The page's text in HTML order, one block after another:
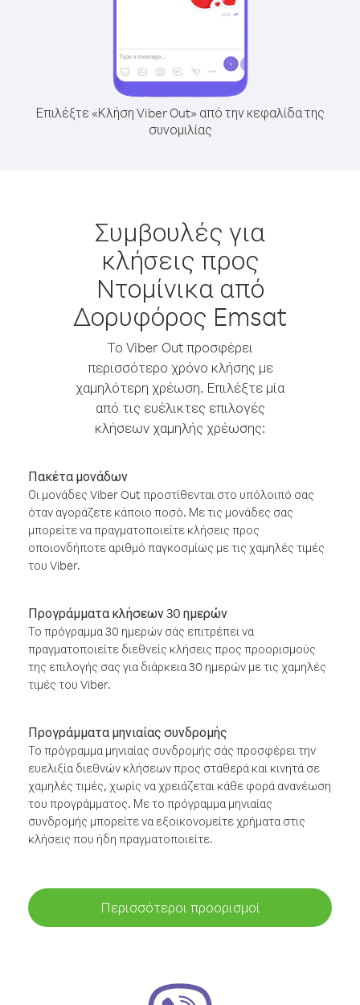
Επιλέξτε «Κλήση Viber Out» από την κεφαλίδα της
συνομιλίας
Συμβουλές για
κλήσεις προς
Ντομίνικα από
Δορυφόρος Emsat
Το Viber Out προσφέρει
περισσότερο χρόνο κλήσης με
χαμηλότερη χρέωση. Επιλέξτε μία
από τις ευέλικτες επιλογές
κλήσεων χαμηλής χρέωσης:
Πακέτα μονάδων
Οι μονάδες Viber Out προστίθενται στο υπόλοιπό σας
όταν αγοράζετε κάποιο ποσό. Με τις μονάδες σας
μπορείτε να πραγματοποιείτε κλήσεις προς
οποιονδήποτε αριθμό παγκοσμίως με τις χαμηλές τιμές
του Viber.
Προγράμματα κλήσεων 30 ημερών
Το πρόγραμμα 30 ημερών σάς επιτρέπει να
πραγματοποιείτε διεθνείς κλήσεις προς προορισμούς
της επιλογής σας για διάρκεια 30 ημερών με τις χαμηλές
τιμές του Viber.
Προγράμματα μηνιαίας συνδρομής
Το πρόγραμμα μηνιαίας συνδρομής σάς προσφέρει την
ευελιξία διεθνών κλήσεων προς σταθερά και κινητά σε
χαμηλές τιμές, χωρίς να χρειάζεται κάθε φορά ανανέωση
του προγράμματος. Με το πρόγραμμα μηνιαίας
συνδρομής μπορείτε να εξοικονομείτε χρήματα στις
κλήσεις που ήδη πραγματοποιείτε.
Περισσότεροι προορισμοί